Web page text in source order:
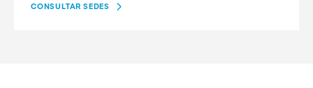
CONSULTAR SEDES